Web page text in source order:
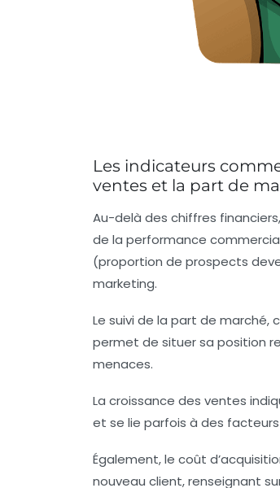
Les indicateurs
ventes et la part de
Au-delà des chiffres
de la performance
(proportion de prospects
marketing.
Le suivi de la part de marché,
permet de situer sa position
menaces.
La croissance des ventes
et se lie parfois à des
Également, le coût
nouveau client, renseignant